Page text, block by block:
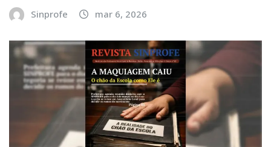
Sinprofe mar 6, 2026